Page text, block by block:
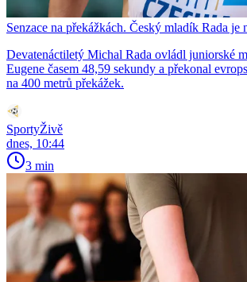
Senzace na překážkách. Český mladík Rada je
Devatenáctiletý Michal Rada ovládl juniorské
Eugene časem 48,59 sekundy a překonal
na 400 metrů překážek.
SportyŽivě
dnes, 10:44
3 min